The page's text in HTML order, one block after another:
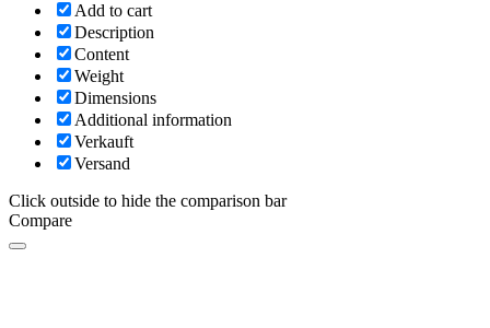
Add to cart
Description
Content
Weight
Dimensions
Additional information
Verkauft
Versand
Click outside to hide the comparison bar
Compare